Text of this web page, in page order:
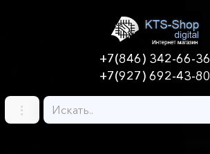
+7(846) 342-66-36
+7(927) 692-43-80